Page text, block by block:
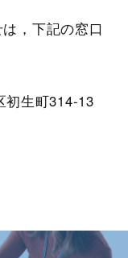
，下記の窓口
生町314-13